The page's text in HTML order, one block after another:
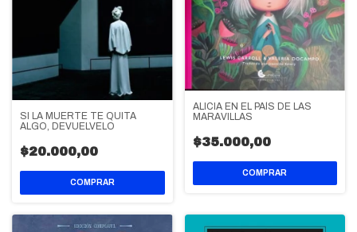
SI LA MUERTE TE QUITA
ALGO, DEVUELVELO
$20.000,00
ALICIA EN EL PAÍS DE LAS
MARAVILLAS
$35.000,00